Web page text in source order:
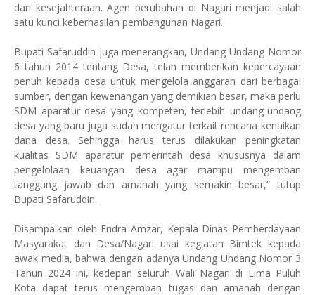
dan kesejahteraan. Agen perubahan di Nagari menjadi salah
satu kunci keberhasilan pembangunan Nagari.
Bupati Safaruddin juga menerangkan, Undang-Undang Nomor
6 tahun 2014 tentang Desa, telah memberikan kepercayaan
penuh kepada desa untuk mengelola anggaran dari berbagai
sumber, dengan kewenangan yang demikian besar, maka perlu
SDM aparatur desa yang kompeten, terlebih undang-undang
desa yang baru juga sudah mengatur terkait rencana kenaikan
dana desa. Sehingga harus terus dilakukan peningkatan
kualitas SDM aparatur pemerintah desa khususnya dalam
pengelolaan keuangan desa agar mampu mengemban
tanggung jawab dan amanah yang semakin besar,” tutup
Bupati Safaruddin.
Disampaikan oleh Endra Amzar, Kepala Dinas Pemberdayaan
Masyarakat dan Desa/Nagari usai kegiatan Bimtek kepada
awak media, bahwa dengan adanya Undang Undang Nomor 3
Tahun 2024 ini, kedepan seluruh Wali Nagari di Lima Puluh
Kota dapat terus mengemban tugas dan amanah dengan